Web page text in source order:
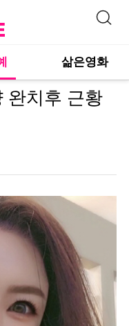
삶은영화
완치후 근황